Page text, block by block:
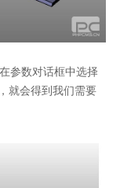
参数对话框中选择
就会得到我们需要